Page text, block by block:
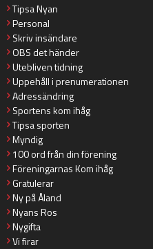
Tipsa Nyan
Personal
Skriv insändare
OBS det händer
Utebliven tidning
Uppehåll i prenumerationen
Adressändring
Sportens kom ihåg
Tipsa sporten
Myndig
100 ord från din förening
Föreningarnas Kom ihåg
Gratulerar
Ny på Åland
Nyans Ros
Nygifta
Vi firar